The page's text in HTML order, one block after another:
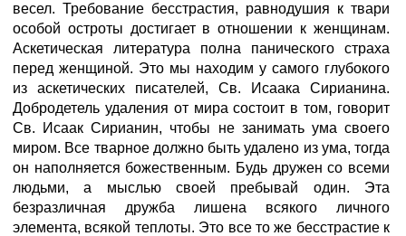
весел. Требование бесстрастия, равнодушия к твари
особой остроты достигает в отношении к женщинам.
Аскетическая литература полна панического страха
перед женщиной. Это мы находим у самого глубокого
из аскетических писателей, Св. Исаака Сирианина.
Добродетель удаления от мира состоит в том, говорит
Св. Исаак Сирианин, чтобы не занимать ума своего
миром. Все тварное должно быть удалено из ума, тогда
он наполняется божественным. Будь дружен со всеми
людьми, а мыслью своей пребывай один. Эта
безразличная дружба лишена всякого личного
элемента, всякой теплоты. Это все то же бесстрастие к